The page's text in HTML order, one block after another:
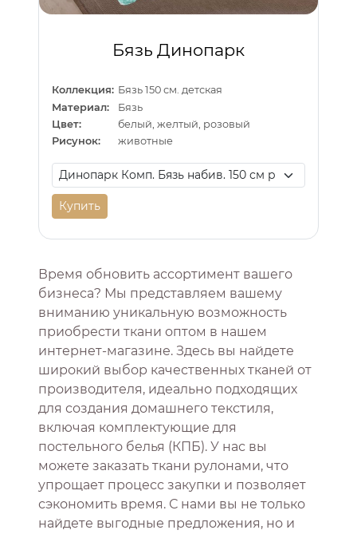
Бязь Динопарк
Коллекция: Бязь 150 см. детская
Материал:
Бязь
Цвет:
белый, желтый, розовый
Рисунок:
животные
Купить
Время обновить ассортимент вашего
бизнеса? Мы представляем вашему
вниманию уникальную возможность
приобрести ткани оптом в нашем
интернет-магазине. Здесь вы найдете
широкий выбор качественных тканей от
производителя, идеально подходящих
для создания домашнего текстиля,
включая комплектующие для
постельного белья (КПБ). У нас вы
можете заказать ткани рулонами, что
упрощает процесс закупки и позволяет
сэкономить время. С нами вы не только
найдете выгодные предложения, но и